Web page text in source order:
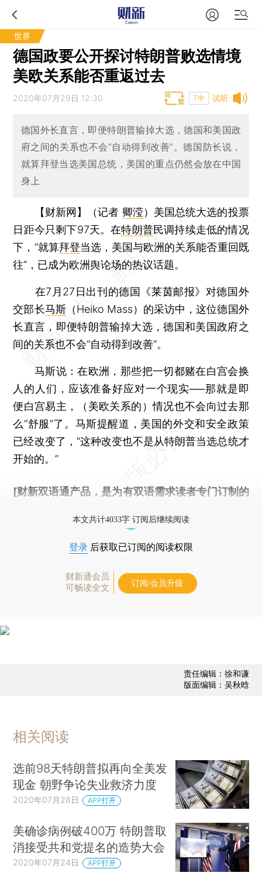
世界
德国政要公开探讨特朗普败选情境
美欧关系能否重返过去
试听
2020年07月29日 12:30 T中
德国外长直言，即便特朗普输掉大选，德国和美国政
府之间的关系也不会“自动得到改善”。德国防长说，
就算拜登当选美国总统，美国的重点仍然会放在中国
身上
【财新网】（记者 卿滢） 美国总统大选的投票
日距今只剩下97天。在特朗普民调持续走低的情况
下，“就算拜登当选，美国与欧洲的关系能否重回既
往”，已成为欧洲舆论场的热议话题。
在7月27日出刊的德国《莱茵邮报》对德国外
交部长马斯（Heiko Mass）的采访中，这位德国外
长直言，即便特朗普输掉大选，德国和美国政府之
间的关系也不会“自动得到改善”。
马斯说：在欧洲，那些把一切都赌在白宫会换
人的人们，应该准备好应对一个现实──那就是即
便白宫易主，（美欧关系的）情况也不会向过去那
么“舒服”了。马斯提醒道，美国的外交和安全政策
已经改变了，“这种改变也不是从特朗普当选总统才
开始的。”
[财新双语通产品，是为有双语需求读者专门订制的
本文共计4033字 订阅后继续阅读
登录 后获取已订阅的阅读权限
财新通会员
可畅读全文
订阅/会员升级
责任编辑：徐和谦
版面编辑：吴秋晗
相关阅读
选前98天特朗普拟再向全美发
现金 朝野争论失业救济力度
2020年07月28日 APP打开
美确诊病例破400万 特朗普取
消接受共和党提名的造势大会
2020年07月24日 APP打开